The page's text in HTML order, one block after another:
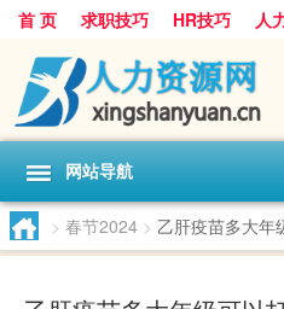
首 页 求职技巧 HR技巧 人
网站导航
> 春节2024 > 乙肝疫苗多大年